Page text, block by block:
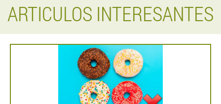
ARTICULOS INTERESANTES